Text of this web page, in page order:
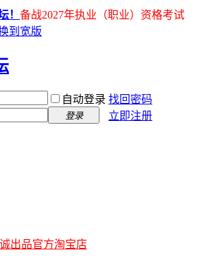
！ 备战2027年执业（职业）资格考试
到宽版
自动登录 找回密码
登录 立即注册
出品官方淘宝店